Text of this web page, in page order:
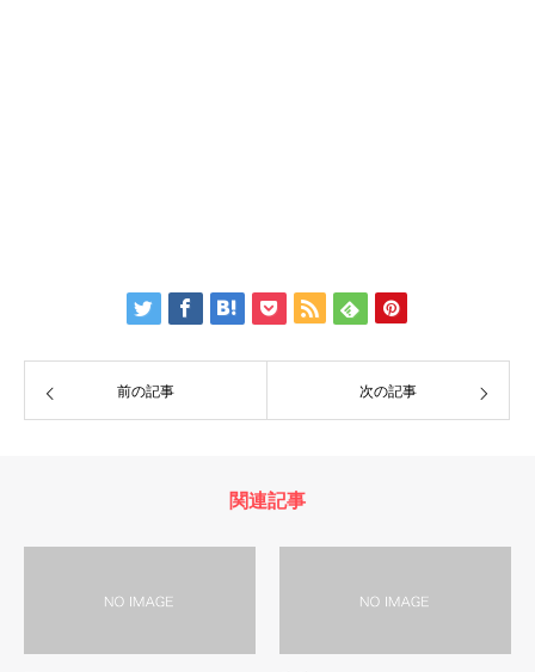
前の記事 次の記事
関連記事